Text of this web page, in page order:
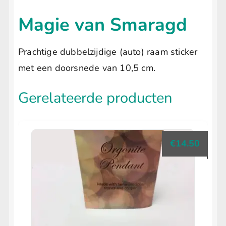
Magie van Smaragd
Prachtige dubbelzijdige (auto) raam sticker
met een doorsnede van 10,5 cm.
Gerelateerde producten
€14.50